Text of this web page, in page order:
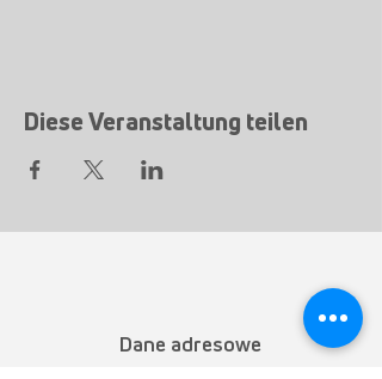
Diese Veranstaltung teilen
Dane adresowe